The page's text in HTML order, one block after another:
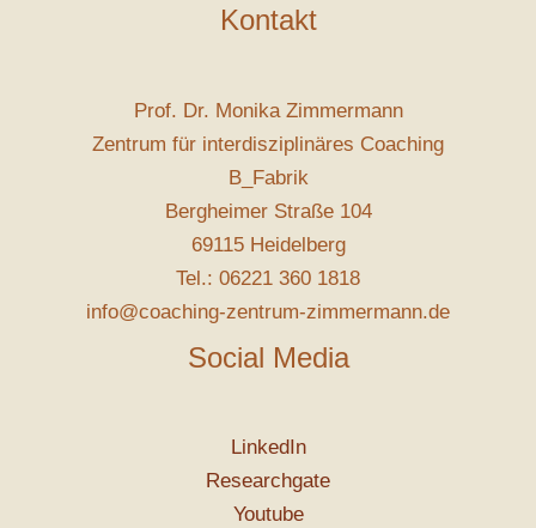
Kontakt
Prof. Dr. Monika Zimmermann
Zentrum für interdisziplinäres Coaching
B_Fabrik
Bergheimer Straße 104
69115 Heidelberg
Tel.: 06221 360 1818
info@coaching-zentrum-zimmermann.de
Social Media
LinkedIn
Researchgate
Youtube